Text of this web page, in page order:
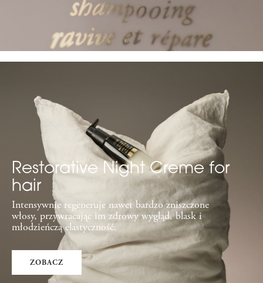
Restorative Night Creme for
hair
Intensywnie regeneruje nawet bardzo zniszczone
włosy, przywracając im zdrowy wygląd, blask i
młodzieńczą elastyczność.
ZOBACZ